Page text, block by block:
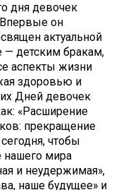
дня девочек
Впервые он
актуальной
— детским бракам,
аспекты жизни
здоровью и
Дней девочек
«Расширение
прекращение
чтобы
нашего мира
и неудержимая»,
наше будущее» и